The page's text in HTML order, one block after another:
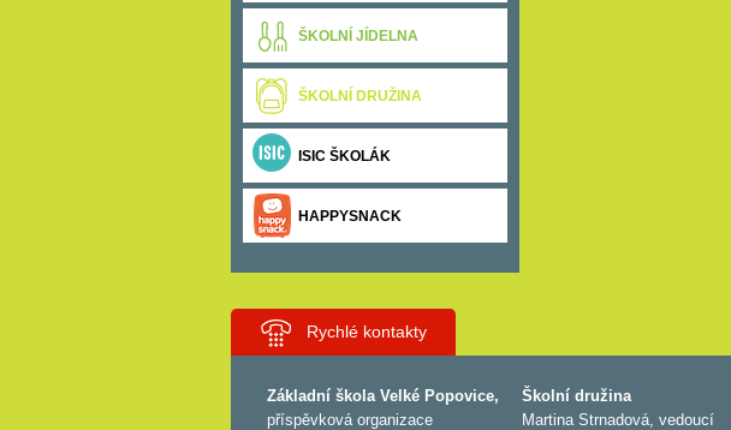
ŠKOLNÍ JÍDELNA
ŠKOLNÍ DRUŽINA
ISIC ŠKOLÁK
HAPPYSNACK
Rychlé kontakty
Základní škola Velké Popovice,
příspěvková organizace
Školní družina
Martina Strnadová, vedoucí